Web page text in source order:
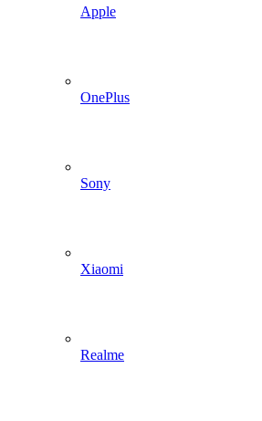
Apple
OnePlus
Sony
Xiaomi
Realme